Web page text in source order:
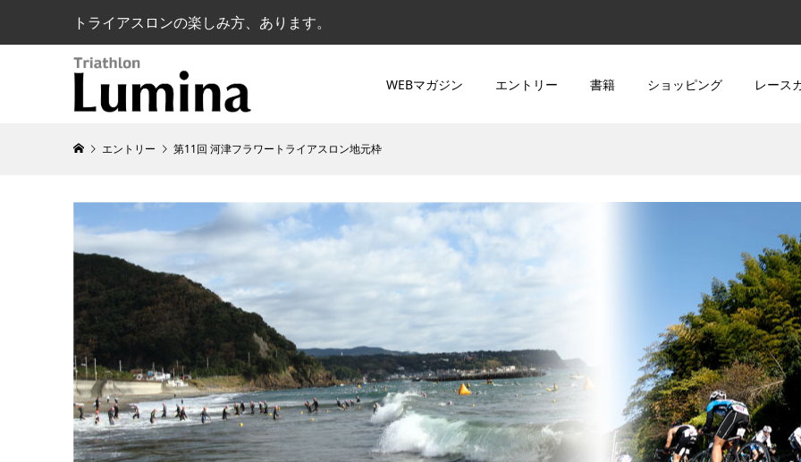
トライアスロンの楽しみ方、あります。
WEBマガジン エントリー 書籍 ショッピング レース
エントリー 第11回 河津フラワートライアスロン地元枠